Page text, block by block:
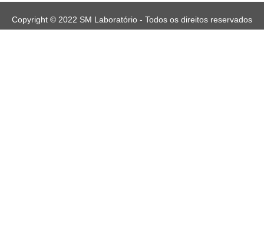
Copyright © 2022 SM Laboratório - Todos os direitos reservados